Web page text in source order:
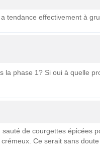
tendance effectivement à
la phase 1? Si oui à quelle
de courgettes épicées
Ce serait sans